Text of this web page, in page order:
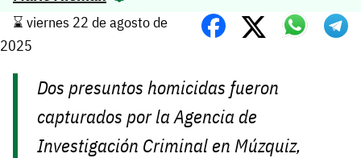
⌛️ viernes 22 de agosto de
2025
Dos presuntos homicidas fueron
capturados por la Agencia de
Investigación Criminal en Múzquiz,